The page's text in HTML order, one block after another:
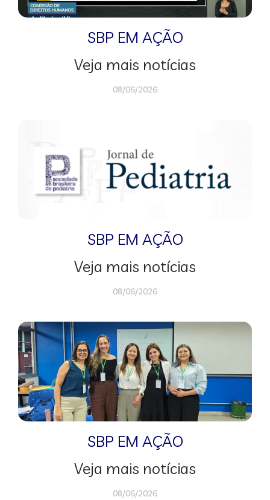
SBP EM AÇÃO
Veja mais notícias
08/06/2026
SBP EM AÇÃO
Veja mais notícias
08/06/2026
SBP EM AÇÃO
Veja mais notícias
08/06/2026